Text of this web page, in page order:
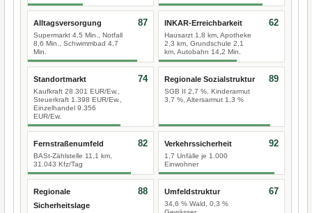
Alltagsversorgung
Supermarkt 4,5 Min., Notfall
8,6 Min., Schwimmbad 4,7
Min.
87 INKAR-Erreichbarkeit
Hausarzt 1,8 km, Apotheke
2,3 km, Grundschule 2,1
km, Autobahn 14,2 Min.
62
Standortmarkt
Kaufkraft 28.301 EUR/Ew.,
Steuerkraft 1.398 EUR/Ew.,
Einzelhandel 9.356
EUR/Ew.
74 Regionale Sozialstruktur
SGB II 2,7 %, Kinderarmut
3,7 %, Altersarmut 1,3 %
89
Fernstraßenumfeld
BASt-Zählstelle 11,1 km,
31.043 Kfz/Tag
82 Verkehrssicherheit
1,7 Unfälle je 1.000
Einwohner
92
Regionale
Sicherheitslage
88 Umfeldstruktur
34,6 % Wald, 0,3 %
67